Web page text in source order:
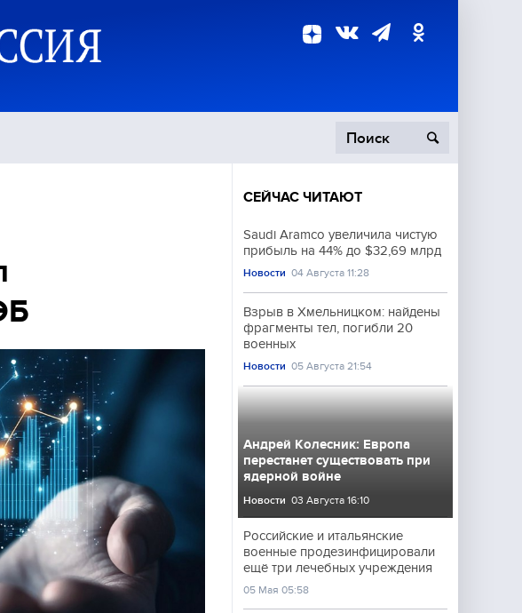
Происшествия
СЕЙЧАС ЧИТАЮТ
Saudi Aramco увеличила чистую
прибыль на 44% до $32,69 млрд
Новости 04 Августа 11:28
Взрыв в Хмельницком: найдены
фрагменты тел, погибли 20
военных
Новости 05 Августа 21:54
Андрей Колесник: Европа
перестанет существовать при
ядерной войне
Новости 03 Августа 16:10
Российские и итальянские
военные продезинфицировали
ещё три лечебных учреждения
05 Мая 05:58